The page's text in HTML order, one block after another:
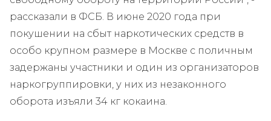
рассказали в ФСБ. В июне 2020 года при
покушении на сбыт наркотических средств в
особо крупном размере в Москве с поличным
задержаны участники и один из организаторов
наркогруппировки, у них из незаконного
оборота изъяли 34 кг кокаина.